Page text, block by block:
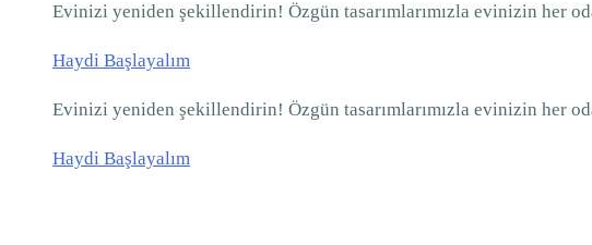
Evinizi yeniden şekillendirin! Özgün tasarımlarımızla evinizin her
Haydi Başlayalım
Evinizi yeniden şekillendirin! Özgün tasarımlarımızla evinizin her
Haydi Başlayalım